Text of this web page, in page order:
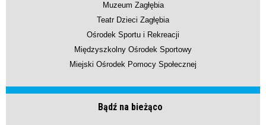
Muzeum Zagłębia
Teatr Dzieci Zagłębia
Ośrodek Sportu i Rekreacji
Międzyszkolny Ośrodek Sportowy
Miejski Ośrodek Pomocy Społecznej
Bądź na bieżąco